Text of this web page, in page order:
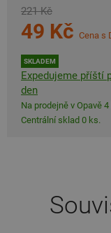
221 Kč
49 Kč Cena s
SKLADEM
Expedujeme příští
den
Na prodejně v Opavě
Centrální sklad 0 ks.